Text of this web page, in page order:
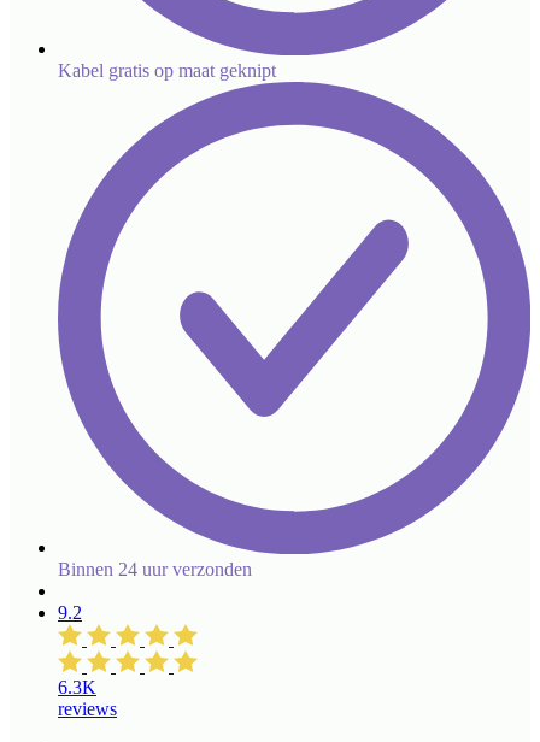
Kabel gratis op maat geknipt
Binnen 24 uur verzonden
9.2
6.3K
reviews